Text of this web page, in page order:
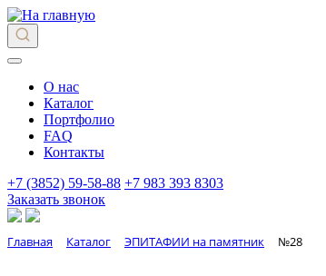
О нас
Каталог
Портфолио
FAQ
Контакты
+7 (3852) 59-58-88 +7 983 393 8303
Заказать звонок
Главная Каталог ЭПИТАФИИ на памятник №28